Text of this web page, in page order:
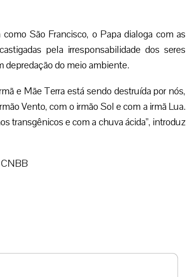
São Francisco, o Papa dialoga com as
pela irresponsabilidade dos seres
depredação do meio ambiente.
e Mãe Terra está sendo destruída por nós,
Vento, com o irmão Sol e com a irmã Lua.
transgênicos e com a chuva ácida”, introduz